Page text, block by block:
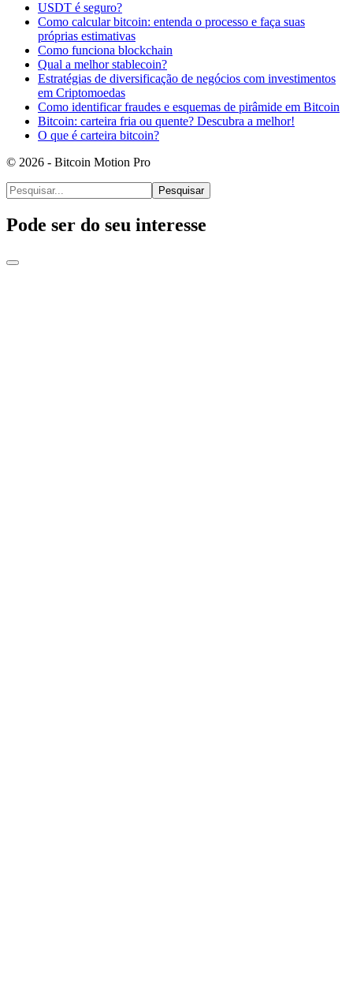
USDT é seguro?
Como calcular bitcoin: entenda o processo e faça suas
próprias estimativas
Como funciona blockchain
Qual a melhor stablecoin?
Estratégias de diversificação de negócios com investimentos
em Criptomoedas
Como identificar fraudes e esquemas de pirâmide em Bitcoin
Bitcoin: carteira fria ou quente? Descubra a melhor!
O que é carteira bitcoin?
© 2026 - Bitcoin Motion Pro
Pesquisar
Pode ser do seu interesse